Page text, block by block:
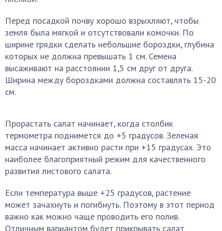
Перед посадкой почву хорошо взрыхляют, чтобы
земля была мягкой и отсутствовали комочки. По
ширине грядки сделать небольшие бороздки, глубина
которых не должна превышать 1 см. Семена
высаживают на расстоянии 1,5 см друг от друга.
Ширина между бороздками должна составлять 15-20
см.
Прорастать салат начинает, когда столбик
термометра поднимется до +5 градусов. Зеленая
масса начинает активно расти при +15 градусах. Это
наиболее благоприятный режим для качественного
развития листового салата.
Если температура выше +25 градусов, растение
может зачахнуть и погибнуть. Поэтому в этот период
важно как можно чаще проводить его полив.
Отличным вариантом будет прикрывать салат